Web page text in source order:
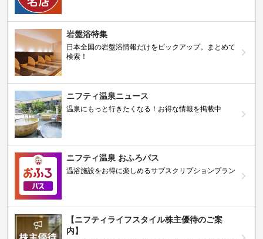
岩盤浴特集
日本全国の岩盤浴情報だけをピックアップ。まとめて
検索！
ニフティ温泉ニュース
温泉にもっと行きたくなる！お得な情報を掲載中
ニフティ温泉 おふろパス
温浴施設をお得に楽しめるサブスクリプションプラン
【ニフティライフスタイル株主優待のご案
内】